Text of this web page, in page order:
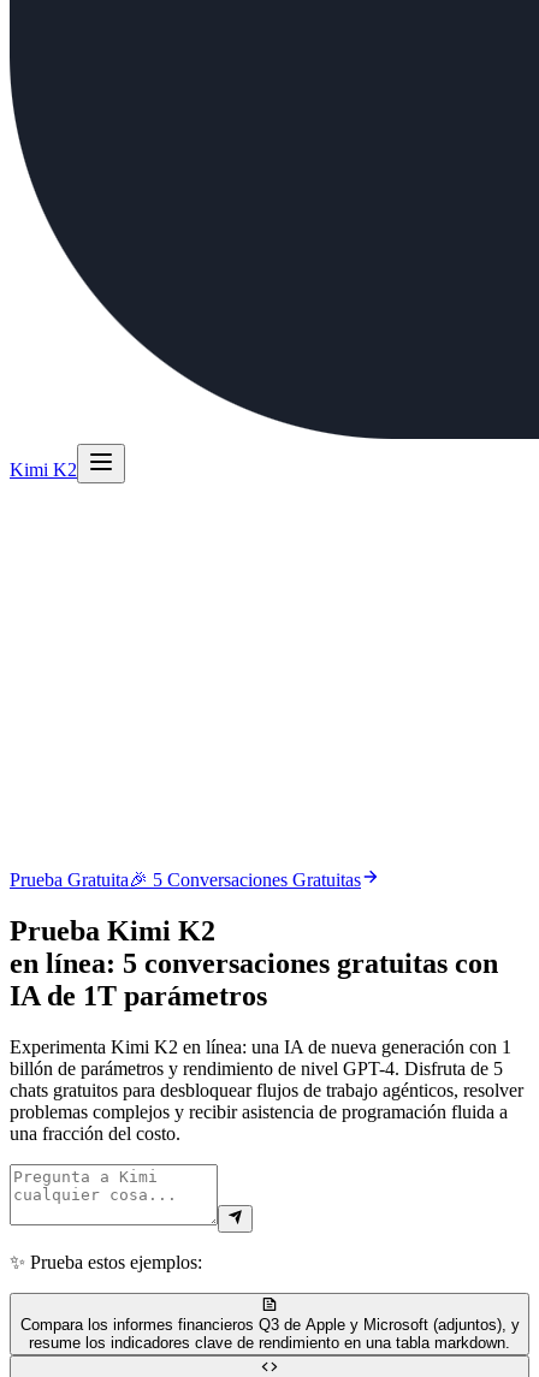
Kimi K2
Prueba Gratuita🎉 5 Conversaciones Gratuitas
Prueba Kimi K2
en línea: 5 conversaciones gratuitas con
IA de 1T parámetros
Experimenta Kimi K2 en línea: una IA de nueva generación con 1
billón de parámetros y rendimiento de nivel GPT-4. Disfruta de 5
chats gratuitos para desbloquear flujos de trabajo agénticos, resolver
problemas complejos y recibir asistencia de programación fluida a
una fracción del costo.
✨ Prueba estos ejemplos:
Compara los informes financieros Q3 de Apple y Microsoft (adjuntos), y
resume los indicadores clave de rendimiento en una tabla markdown.